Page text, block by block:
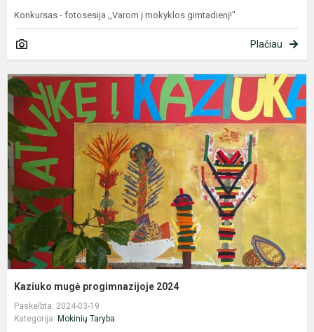
Konkursas - fotosesija ,,Varom į mokyklos gimtadienį!"
Plačiau
Kaziuko mugė progimnazijoje 2024
Paskelbta: 2024-03-19
Kategorija: Mokinių Taryba